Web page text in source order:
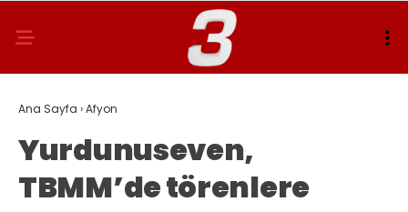
Ana Sayfa ›Afyon
Yurdunuseven,
TBMM’de törenlere